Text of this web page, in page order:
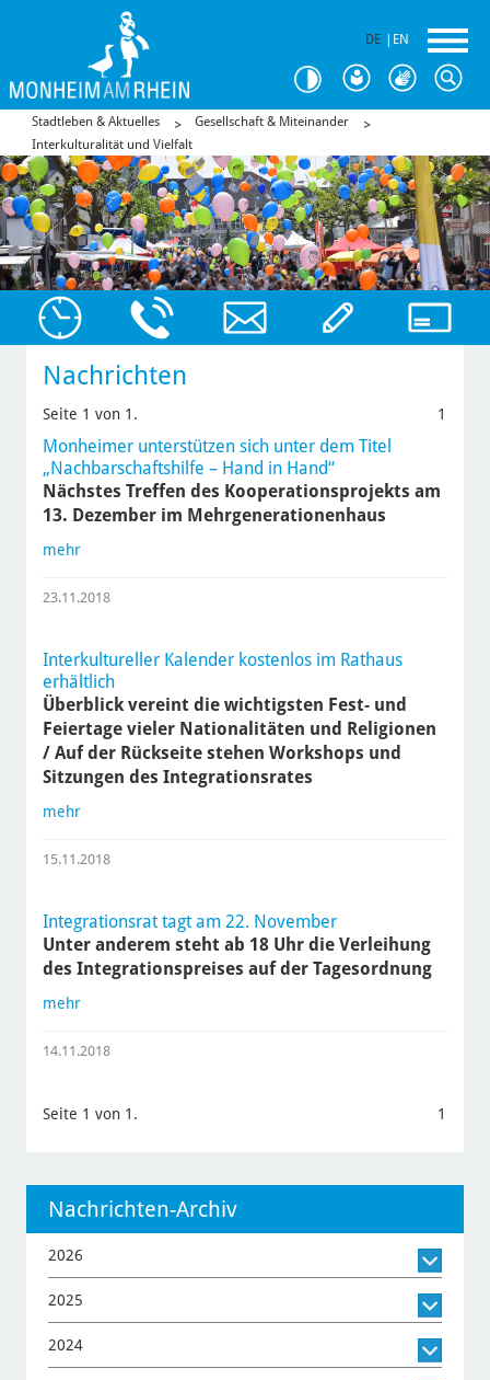
DE EN
Stadtleben & Aktuelles
Gesellschaft & Miteinander
Interkulturalität und Vielfalt
Nachrichten
Seite 1 von 1. 1
Monheimer unterstützen sich unter dem Titel
„Nachbarschaftshilfe – Hand in Hand“
Nächstes Treffen des Kooperationsprojekts am
13. Dezember im Mehrgenerationenhaus
mehr
23.11.2018
Interkultureller Kalender kostenlos im Rathaus
erhältlich
Überblick vereint die wichtigsten Fest- und
Feiertage vieler Nationalitäten und Religionen
/ Auf der Rückseite stehen Workshops und
Sitzungen des Integrationsrates
mehr
15.11.2018
Integrationsrat tagt am 22. November
Unter anderem steht ab 18 Uhr die Verleihung
des Integrationspreises auf der Tagesordnung
mehr
14.11.2018
Seite 1 von 1. 1
Nachrichten-Archiv
2026
2025
2024